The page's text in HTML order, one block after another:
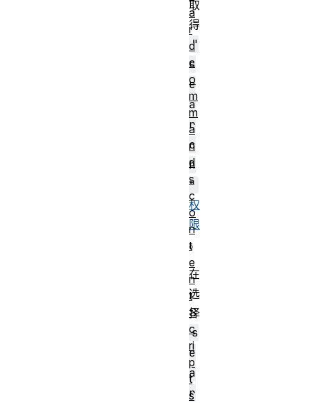
取
得
"
s
e
a
r
c
h
"
权
限
。
在
选
择
s
e
a
r
a
r
d
c
o
m
m
a
n
d
s
c
o
n
t
e
n
t
S
c
ri
p
t
s